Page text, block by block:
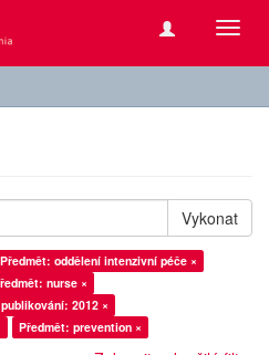
Vykonat
Předmět: oddělení intenzivní péče ×
nurse ×
2012 ×
Předmět: prevention ×